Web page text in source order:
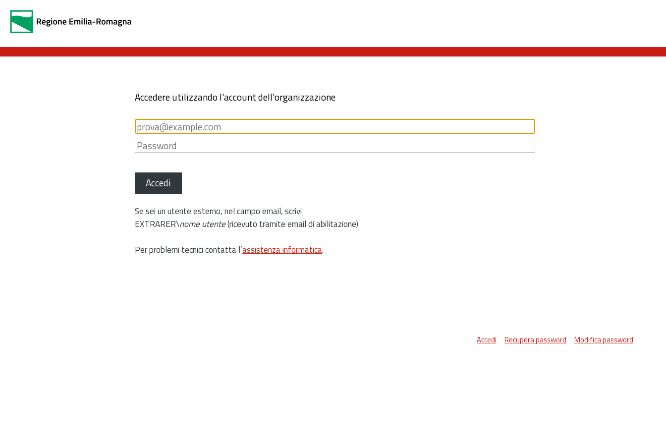
Accedere utilizzando l'account dell'organizzazione
Accedi
Se sei un utente esterno, nel campo email, scrivi
EXTRARER\nome utente(ricevuto tramite email di abilitazione)
Per problemi tecnici contatta l’assistenza informatica.
Accedi Recupera password Modifica password